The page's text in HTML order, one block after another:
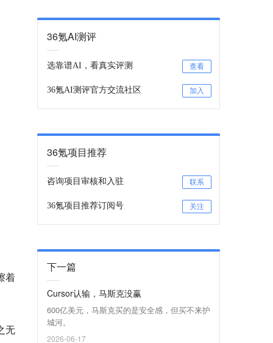
着
无
36氪AI测评
选靠谱AI，看真实评测 查看
36氪AI测评官方交流社区 加入
36氪项目推荐
咨询项目审核和入驻 联系
36氪项目推荐订阅号 关注
下一篇
Cursor认输，马斯克没赢
600亿美元，马斯克买的是安全感，但买不来护
城河。
2026-06-17